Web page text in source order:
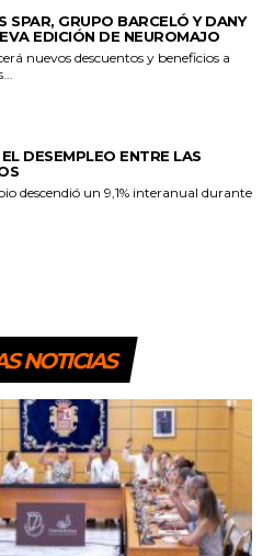
SPAR, GRUPO BARCELÓ Y DANY
EDICIÓN DE NEUROMAJO
nuevos descuentos y beneficios a
DESEMPLEO ENTRE LAS
descendió un 9,1% interanual durante
NOTICIAS